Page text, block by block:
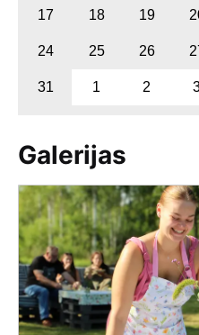
17 18 19
24 25 26
31 1 2
Galerijas